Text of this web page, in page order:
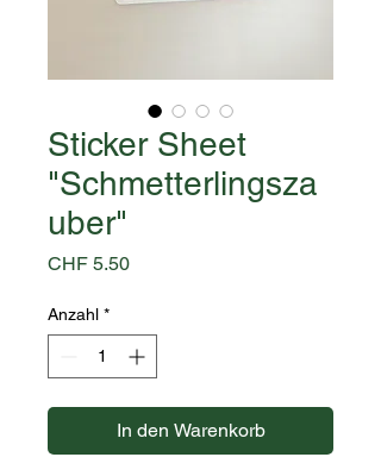
Sticker Sheet
"Schmetterlingsza
uber"
CHF 5.50Preis
Anzahl *
In den Warenkorb